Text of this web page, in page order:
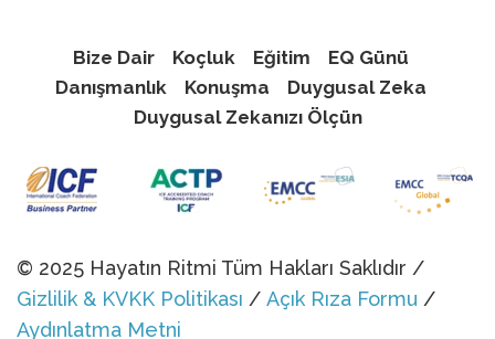
Bize Dair Koçluk Eğitim
EQ Günü
Danışmanlık
Konuşma
Duygusal Zeka
Duygusal Zekanızı Ölçün
© 2025 Hayatın Ritmi Tüm Hakları Saklıdır /
Gizlilik & KVKK Politikası / Açık Rıza Formu /
Aydınlatma Metni